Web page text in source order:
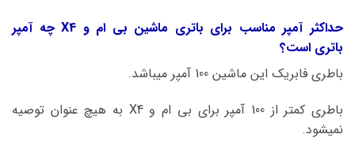
حداکثر آمپر مناسب برای باتری ماشین بی ام و X4 چه آمپر
باتری است؟
باطری فابریک این ماشین 100 آمپر میباشد.
باطری کمتر از 100 آمپر برای بی ام و X4 به هیچ عنوان توصیه
نمیشود.